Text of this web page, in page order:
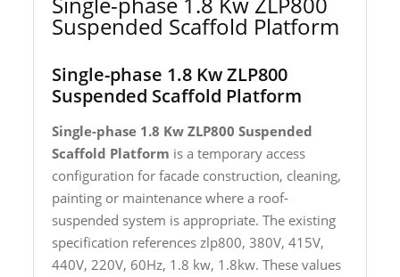
Suspended Scaffold Platform
Single-phase 1.8 Kw ZLP800
Suspended Scaffold Platform
Single-phase 1.8 Kw ZLP800 Suspended
Scaffold Platform is a temporary access
configuration for facade construction, cleaning,
painting or maintenance where a roof-
suspended system is appropriate. The existing
specification references zlp800, 380V, 415V,
440V, 220V, 60Hz, 1.8 kw, 1.8kw. These values